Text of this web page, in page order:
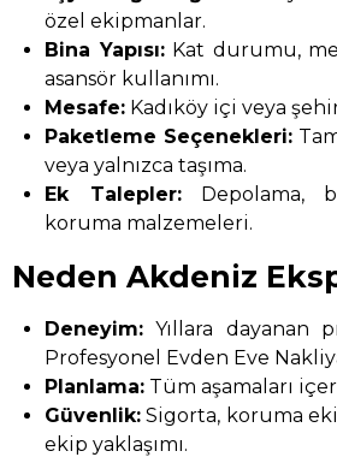
özel ekipmanlar.
Bina Yapısı:Kat durumu,
asansör kullanımı.
Mesafe: Kadıköy içi veya
Paketleme Seçenekleri:
veya yalnızca taşıma.
Ek Talepler:Depolama,
koruma malzemeleri.
Neden Akdeniz
Deneyim: Yıllara dayanan
Profesyonel Evden Eve
Planlama: Tüm aşamaları
Güvenlik: Sigorta, koruma
ekip yaklaşımı.